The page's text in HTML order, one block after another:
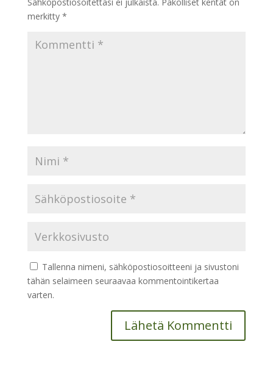
merkitty *
Tallenna nimeni, sähköpostiosoitteeni ja sivustoni
tähän selaimeen seuraavaa kommentointikertaa
varten.